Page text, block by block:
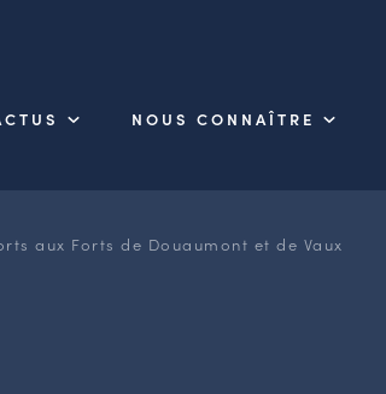
NOUS CONNAÎTRE
aux Forts de Douaumont et de Vaux